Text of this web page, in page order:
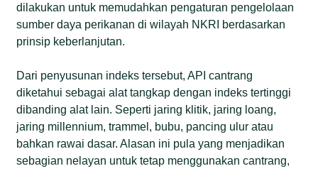
dilakukan untuk memudahkan pengaturan pengelolaan
sumber daya perikanan di wilayah NKRI berdasarkan
prinsip keberlanjutan.
Dari penyusunan indeks tersebut, API cantrang
diketahui sebagai alat tangkap dengan indeks tertinggi
dibanding alat lain. Seperti jaring klitik, jaring loang,
jaring millennium, trammel, bubu, pancing ulur atau
bahkan rawai dasar. Alasan ini pula yang menjadikan
sebagian nelayan untuk tetap menggunakan cantrang,